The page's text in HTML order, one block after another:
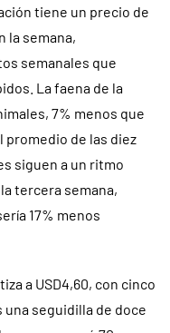
tiene un precio de
la semana,
semanales que
La faena de la
7% menos que
promedio de las diez
siguen a un ritmo
tercera semana,
17% menos
a USD4,60, con cinco
seguidilla de doce